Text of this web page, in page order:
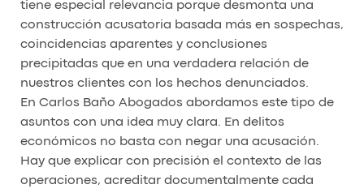
tiene especial relevancia porque desmonta una
construcción acusatoria basada más en sospechas,
coincidencias aparentes y conclusiones
precipitadas que en una verdadera relación de
nuestros clientes con los hechos denunciados.
En Carlos Baño Abogados abordamos este tipo de
asuntos con una idea muy clara. En delitos
económicos no basta con negar una acusación.
Hay que explicar con precisión el contexto de las
operaciones, acreditar documentalmente cada